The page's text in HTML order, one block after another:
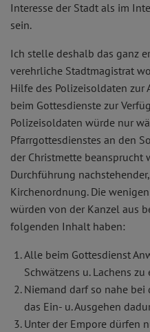
Interesse der Stadt als im
sein.
Ich stelle deshalb das ganz
verehrliche Stadtmagistrat
Hilfe des Polizeisoldaten zur
beim Gottesdienste zur
Polizeisoldaten würde nur
Pfarrgottesdienstes an den
der Christmette beansprucht
Durchführung
Kirchenordnung. Die
würden von der Kanzel aus
folgenden Inhalt haben:
Alle beim Gottesdienst
Schwätzens u. Lachens
Niemand darf so nahe
das Ein- u. Ausgehen
Unter der Empore dürfen